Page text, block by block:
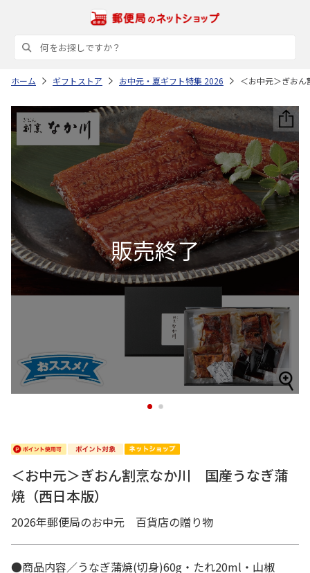
ホーム ギフトストア お中元・夏ギフト特集 2026 ＜お中元＞ぎお
1 2
＜お中元＞ぎおん割烹なか川 国産うなぎ蒲
焼（西日本版）
2026年郵便局のお中元 百貨店の贈り物
●商品内容／うなぎ蒲焼(切身)60g・たれ20ml・山椒